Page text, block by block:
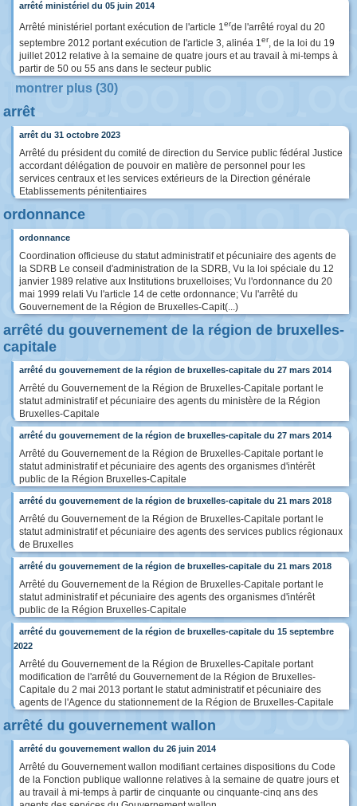
arrêté ministériel du 05 juin 2014
Arrêté ministériel portant exécution de l'article 1erde l'arrêté royal du 20
septembre 2012 portant exécution de l'article 3, alinéa 1er, de la loi du 19
juillet 2012 relative à la semaine de quatre jours et au travail à mi-temps à
partir de 50 ou 55 ans dans le secteur public
montrer plus (30)
arrêt
arrêt du 31 octobre 2023
Arrêté du président du comité de direction du Service public fédéral Justice
accordant délégation de pouvoir en matière de personnel pour les
services centraux et les services extérieurs de la Direction générale
Etablissements pénitentiaires
ordonnance
ordonnance
Coordination officieuse du statut administratif et pécuniaire des agents de
la SDRB Le conseil d'administration de la SDRB, Vu la loi spéciale du 12
janvier 1989 relative aux Institutions bruxelloises; Vu l'ordonnance du 20
mai 1999 relati Vu l'article 14 de cette ordonnance; Vu l'arrêté du
Gouvernement de la Région de Bruxelles-Capit(...)
arrêté du gouvernement de la région de bruxelles-
capitale
arrêté du gouvernement de la région de bruxelles-capitale du 27 mars 2014
Arrêté du Gouvernement de la Région de Bruxelles-Capitale portant le
statut administratif et pécuniaire des agents du ministère de la Région
Bruxelles-Capitale
arrêté du gouvernement de la région de bruxelles-capitale du 27 mars 2014
Arrêté du Gouvernement de la Région de Bruxelles-Capitale portant le
statut administratif et pécuniaire des agents des organismes d'intérêt
public de la Région Bruxelles-Capitale
arrêté du gouvernement de la région de bruxelles-capitale du 21 mars 2018
Arrêté du Gouvernement de la Région de Bruxelles-Capitale portant le
statut administratif et pécuniaire des agents des services publics régionaux
de Bruxelles
arrêté du gouvernement de la région de bruxelles-capitale du 21 mars 2018
Arrêté du Gouvernement de la Région de Bruxelles-Capitale portant le
statut administratif et pécuniaire des agents des organismes d'intérêt
public de la Région Bruxelles-Capitale
arrêté du gouvernement de la région de bruxelles-capitale du 15 septembre
2022
Arrêté du Gouvernement de la Région de Bruxelles-Capitale portant
modification de l'arrêté du Gouvernement de la Région de Bruxelles-
Capitale du 2 mai 2013 portant le statut administratif et pécuniaire des
agents de l'Agence du stationnement de la Région de Bruxelles-Capitale
arrêté du gouvernement wallon
arrêté du gouvernement wallon du 26 juin 2014
Arrêté du Gouvernement wallon modifiant certaines dispositions du Code
de la Fonction publique wallonne relatives à la semaine de quatre jours et
au travail à mi-temps à partir de cinquante ou cinquante-cinq ans des